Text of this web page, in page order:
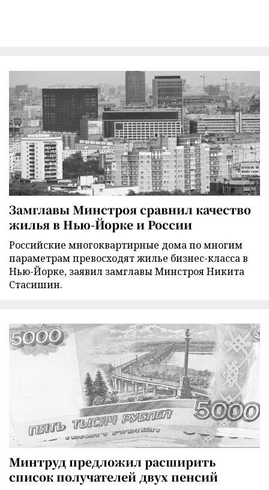
Замглавы Минстроя сравнил качество
жилья в Нью-Йорке и России
Российские многоквартирные дома по многим
параметрам превосходят жилье бизнес-класса в
Нью-Йорке, заявил замглавы Минстроя Никита
Стасишин.
Минтруд предложил расширить
список получателей двух пенсий